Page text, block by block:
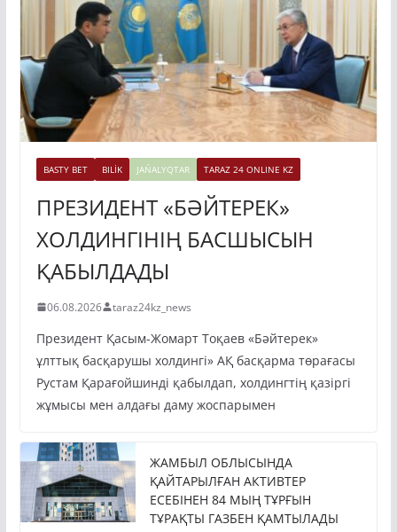
BASTY BET BILİK JAŃALYQTAR TARAZ 24 ONLINE KZ
ПРЕЗИДЕНТ «БӘЙТЕРЕК»
ХОЛДИНГІНІҢ БАСШЫСЫН
ҚАБЫЛДАДЫ
06.08.2026 taraz24kz_news
Президент Қасым-Жомарт Тоқаев «Бәйтерек»
ұлттық басқарушы холдингі» АҚ басқарма төрағасы
Рустам Қарағойшинді қабылдап, холдингтің қазіргі
жұмысы мен алдағы даму жоспарымен
ЖАМБЫЛ ОБЛЫСЫНДА
ҚАЙТАРЫЛҒАН АКТИВТЕР
ЕСЕБІНЕН 84 МЫҢ ТҰРҒЫН
ТҰРАҚТЫ ГАЗБЕН ҚАМТЫЛАДЫ